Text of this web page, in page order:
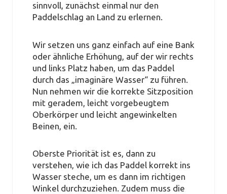
sinnvoll, zunächst einmal nur den
Paddelschlag an Land zu erlernen.
Wir setzen uns ganz einfach auf eine Bank
oder ähnliche Erhöhung, auf der wir rechts
und links Platz haben, um das Paddel
durch das „imaginäre Wasser“ zu führen.
Nun nehmen wir die korrekte Sitzposition
mit geradem, leicht vorgebeugtem
Oberkörper und leicht angewinkelten
Beinen, ein.
Oberste Priorität ist es, dann zu
verstehen, wie ich das Paddel korrekt ins
Wasser steche, um es dann im richtigen
Winkel durchzuziehen. Zudem muss die